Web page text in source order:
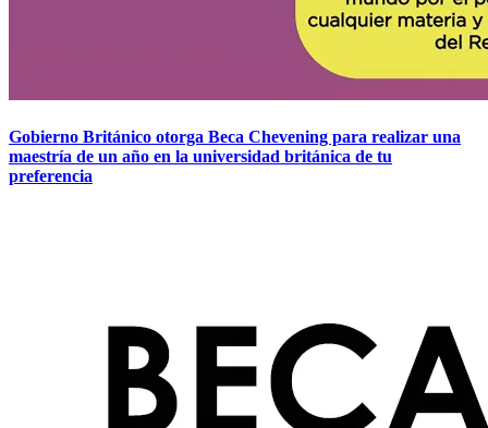
Gobierno Británico otorga Beca Chevening para realizar una
maestría de un año en la universidad británica de tu
preferencia